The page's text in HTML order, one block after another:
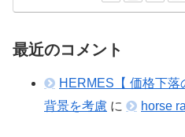
最近のコメント
HERMES【 価格下
背景を考慮 に horse